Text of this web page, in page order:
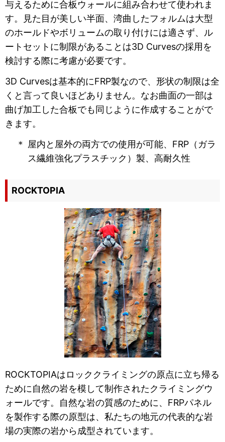
与えるために合板ウォールに組み合わせて使われま
す。見た目が美しい半面、湾曲したフォルムは大型
のホールドやボリュームの取り付けには適さず、ル
ートセットに制限があることは3D Curvesの採用を
検討する際に考慮が必要です。
3D Curvesは基本的にFRP製なので、形状の制限は全
くと言って良いほどありません。なお曲面の一部は
曲げ加工した合板でも同じように作成することがで
きます。
＊ 屋内と屋外の両方での使用が可能、FRP（ガラ
ス繊維強化プラスチック）製、高耐久性
ROCKTOPIA
ROCKTOPIAはロッククライミングの原点に立ち帰る
ために自然の岩を模して制作されたクライミングウ
ォールです。自然な岩の質感のために、FRPパネル
を製作する際の原型は、私たちの地元の代表的な岩
場の実際の岩から成型されています。